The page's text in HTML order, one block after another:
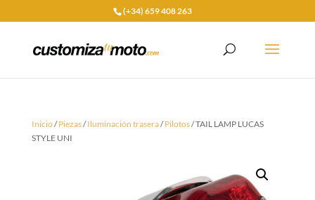
(+34) 659 408 263
Inicio/Piezas/Iluminación trasera/Pilotos/ TAIL LAMP LUCAS
STYLE UNI